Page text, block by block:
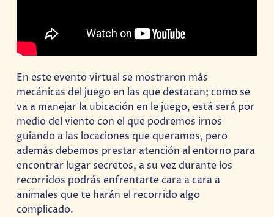
En este evento virtual se mostraron más
mecánicas del juego en las que destacan; como se
va a manejar la ubicación en le juego, está será por
medio del viento con el que podremos irnos
guiando a las locaciones que queramos, pero
además debemos prestar atención al entorno para
encontrar lugar secretos, a su vez durante los
recorridos podrás enfrentarte cara a cara a
animales que te harán el recorrido algo
complicado.